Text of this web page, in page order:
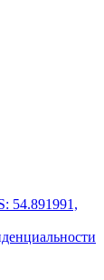
54.891991,